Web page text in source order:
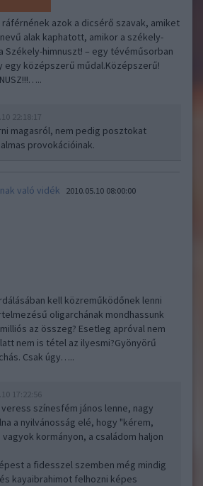
azok a dicsérő szavak, amiket
alak kaphatott, amikor a székely-
Székely-himnuszt! – egy tévéműsorban
egy középszerű műdal.Középszerű!
22:18:17
magasról, nem pedig posztokat
provokációinak.
való vidék 2010.05.10 08:00:00
kell közreműködőnek lenni
oligarchának mondhassunk
az összeg? Esetleg apróval nem
nem is tétel az ilyesmi?Gyönyörű
Csak úgy…..
17:22:56
színesfém jános lenne, nagy
a nyilvánosság elé, hogy "kérem,
kormányon, a családom haljon
a fidesszel szemben még mindig
kayaibrahimot felhozni képes